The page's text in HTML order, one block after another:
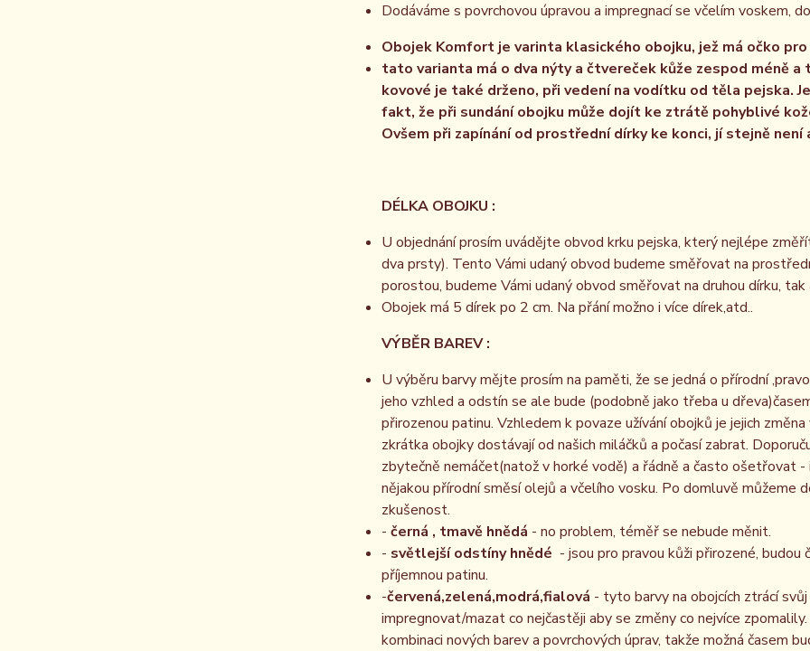
Dodáváme s povrchovou úpravou a impregnací se včelím voskem,
Obojek Komfort je varinta klasického obojku, jež má očko
tato varianta má o dva nýty a čtvereček kůže zespod méně
kovové je také drženo, při vedení na vodítku od těla pejska.
fakt, že při sundání obojku může dojít ke ztrátě pohyblivé
Ovšem při zapínání od prostřední dírky ke konci, jí stejně
DÉLKA OBOJKU :
U objednání prosím uvádějte obvod krku pejska, který nejlépe
dva prsty). Tento Vámi udaný obvod budeme směřovat na
porostou, budeme Vámi udaný obvod směřovat na druhou dírku,
Obojek má 5 dírek po 2 cm. Na přání možno i více dírek,atd..
VÝBĚR BAREV :
U výběru barvy mějte prosím na paměti, že se jedná o přírodní
jeho vzhled a odstín se ale bude (podobně jako třeba u
přirozenou patinu. Vzhledem k povaze užívání obojků je jejich
zkrátka obojky dostávají od našich miláčků a počasí zabrat.
zbytečně nemáčet(natož v horké vodě) a řádně a často ošetřovat
nějakou přírodní směsí olejů a včelího vosku. Po domluvě můžeme
zkušenost.
- černá , tmavě hnědá - no problem, téměř se nebude měnit.
- světlejší odstíny hnědé - jsou pro pravou kůži přirozené,
příjemnou patinu.
-červená,zelená,modrá,fialová - tyto barvy na obojcích ztrácí
impregnovat/mazat co nejčastěji aby se změny co nejvíce
kombinaci nových barev a povrchových úprav, takže možná časem